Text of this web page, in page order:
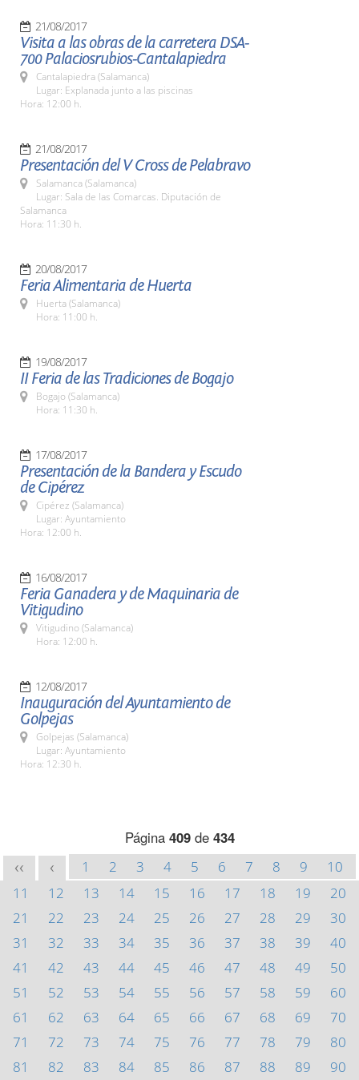
21/08/2017
Visita a las obras de la carretera DSA-
700 Palaciosrubios-Cantalapiedra
Cantalapiedra (Salamanca)
Lugar: Explanada junto a las piscinas
Hora: 12:00 h.
21/08/2017
Presentación del V Cross de Pelabravo
Salamanca (Salamanca)
Lugar: Sala de las Comarcas. Diputación de
Salamanca
Hora: 11:30 h.
20/08/2017
Feria Alimentaria de Huerta
Huerta (Salamanca)
Hora: 11:00 h.
19/08/2017
II Feria de las Tradiciones de Bogajo
Bogajo (Salamanca)
Hora: 11:30 h.
17/08/2017
Presentación de la Bandera y Escudo
de Cipérez
Cipérez (Salamanca)
Lugar: Ayuntamiento
Hora: 12:00 h.
16/08/2017
Feria Ganadera y de Maquinaria de
Vitigudino
Vitigudino (Salamanca)
Hora: 12:00 h.
12/08/2017
Inauguración del Ayuntamiento de
Golpejas
Golpejas (Salamanca)
Lugar: Ayuntamiento
Hora: 12:30 h.
Página 409de 434
<< < 1 2 3 4 5 6 7 8 9
10
11
12 13 14 15 16 17 18 19
20
21
22 23 24 25 26 27 28 29
30
31
32 33 34 35 36 37 38 39
40
41
42 43 44 45 46 47 48 49
50
51
52 53 54 55 56 57 58 59
60
61
62 63 64 65 66 67 68 69
70
71
72 73 74 75 76 77 78 79
80
81
82 83 84 85 86 87 88 89
90